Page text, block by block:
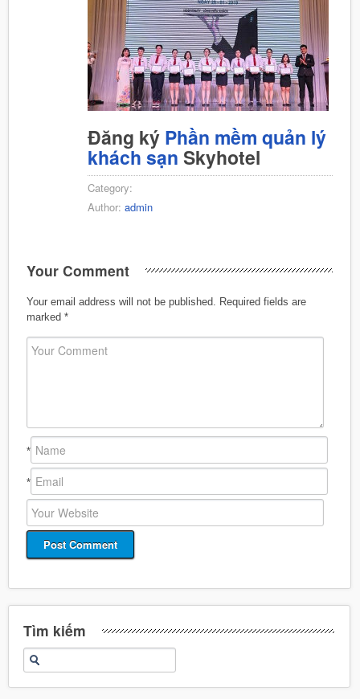
Đăng ký Phần mềm quản lý
khách sạn Skyhotel
Category:
Author: admin
Your Comment
Your email address will not be published.
Required fields are
marked *
*
*
Tìm kiếm